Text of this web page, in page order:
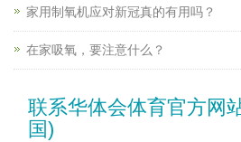
家用制氧机应对新冠真的有用吗？
在家吸氧，要注意什么？
联系华体会体育官方网
国)